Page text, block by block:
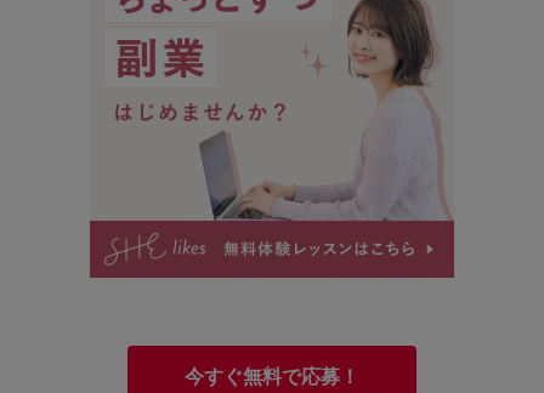
今すぐ無料で応募！